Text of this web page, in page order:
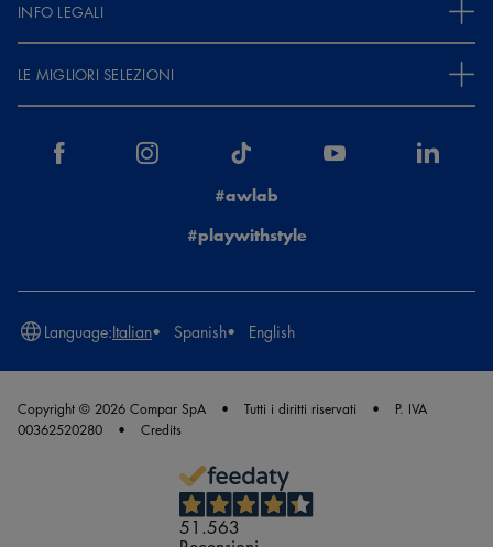
INFO LEGALI
LE MIGLIORI SELEZIONI
#awlab
#playwithstyle
Language:Italian Spanish English
Copyright © 2026 Compar SpA Tutti i diritti riservati
P. IVA
00362520280
Credits
51.563